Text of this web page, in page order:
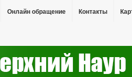
Онлайн обращение Контакты